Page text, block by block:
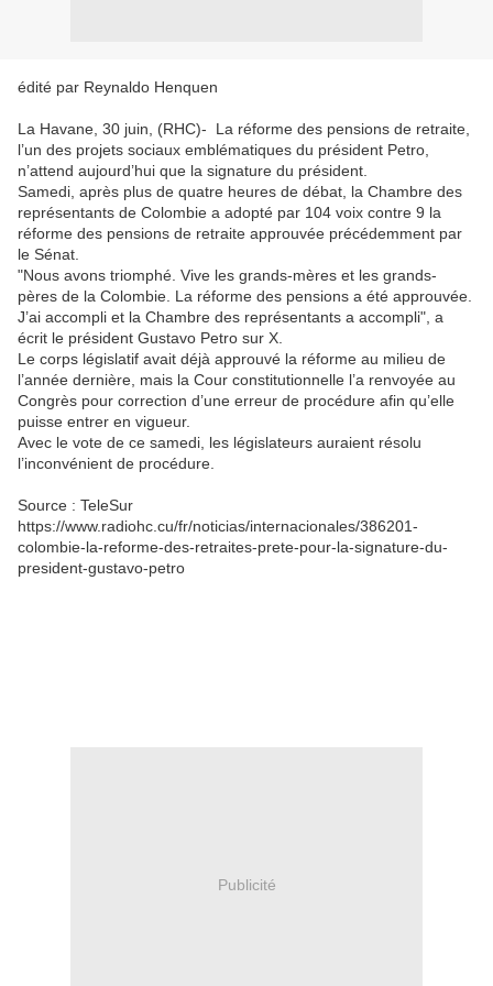
édité par Reynaldo Henquen
La Havane, 30 juin, (RHC)- La réforme des pensions de retraite,
l’un des projets sociaux emblématiques du président Petro,
n’attend aujourd’hui que la signature du président.
Samedi, après plus de quatre heures de débat, la Chambre des
représentants de Colombie a adopté par 104 voix contre 9 la
réforme des pensions de retraite approuvée précédemment par
le Sénat.
"Nous avons triomphé. Vive les grands-mères et les grands-
pères de la Colombie. La réforme des pensions a été approuvée.
J’ai accompli et la Chambre des représentants a accompli", a
écrit le président Gustavo Petro sur X.
Le corps législatif avait déjà approuvé la réforme au milieu de
l’année dernière, mais la Cour constitutionnelle l’a renvoyée au
Congrès pour correction d’une erreur de procédure afin qu’elle
puisse entrer en vigueur.
Avec le vote de ce samedi, les législateurs auraient résolu
l’inconvénient de procédure.
Source : TeleSur
https://www.radiohc.cu/fr/noticias/internacionales/386201-
colombie-la-reforme-des-retraites-prete-pour-la-signature-du-
president-gustavo-petro
Publicité